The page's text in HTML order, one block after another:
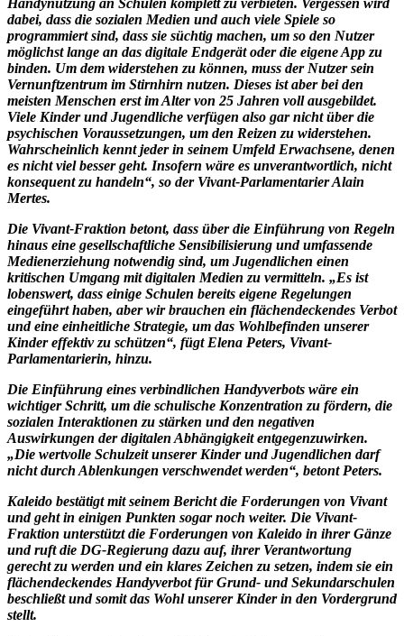
dabei, dass die sozialen Medien und auch viele Spiele so
programmiert sind, dass sie süchtig machen, um so den Nutzer
möglichst lange an das digitale Endgerät oder die eigene App zu
binden. Um dem widerstehen zu können, muss der Nutzer sein
Vernunftzentrum im Stirnhirn nutzen. Dieses ist aber bei den
meisten Menschen erst im Alter von 25 Jahren voll ausgebildet.
Viele Kinder und Jugendliche verfügen also gar nicht über die
psychischen Voraussetzungen, um den Reizen zu widerstehen.
Wahrscheinlich kennt jeder in seinem Umfeld Erwachsene, denen
es nicht viel besser geht. Insofern wäre es unverantwortlich, nicht
konsequent zu handeln“, so der Vivant-Parlamentarier Alain
Mertes.
Die Vivant-Fraktion betont, dass über die Einführung von Regeln
hinaus eine gesellschaftliche Sensibilisierung und umfassende
Medienerziehung notwendig sind, um Jugendlichen einen
kritischen Umgang mit digitalen Medien zu vermitteln. „Es ist
lobenswert, dass einige Schulen bereits eigene Regelungen
eingeführt haben, aber wir brauchen ein flächendeckendes Verbot
und eine einheitliche Strategie, um das Wohlbefinden unserer
Kinder effektiv zu schützen“, fügt Elena Peters, Vivant-
Parlamentarierin, hinzu.
Die Einführung eines verbindlichen Handyverbots wäre ein
wichtiger Schritt, um die schulische Konzentration zu fördern, die
sozialen Interaktionen zu stärken und den negativen
Auswirkungen der digitalen Abhängigkeit entgegenzuwirken.
„Die wertvolle Schulzeit unserer Kinder und Jugendlichen darf
nicht durch Ablenkungen verschwendet werden“, betont Peters.
Kaleido bestätigt mit seinem Bericht die Forderungen von Vivant
und geht in einigen Punkten sogar noch weiter. Die Vivant-
Fraktion unterstützt die Forderungen von Kaleido in ihrer Gänze
und ruft die DG-Regierung dazu auf, ihrer Verantwortung
gerecht zu werden und ein klares Zeichen zu setzen, indem sie ein
flächendeckendes Handyverbot für Grund- und Sekundarschulen
beschließt und somit das Wohl unserer Kinder in den Vordergrund
stellt.